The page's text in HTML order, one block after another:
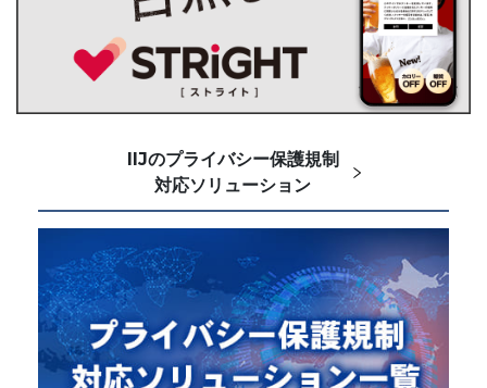
IIJのプライバシー保護規制
対応ソリューション